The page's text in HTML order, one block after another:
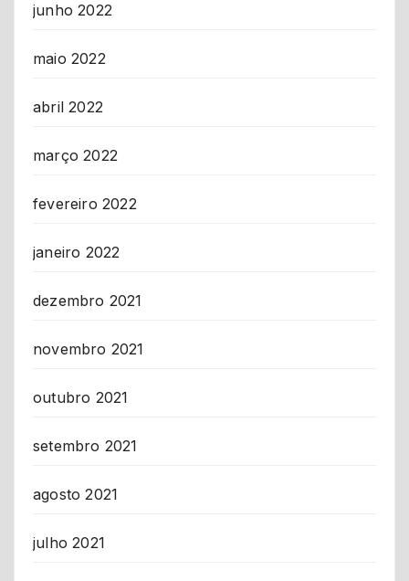
junho 2022
maio 2022
abril 2022
março 2022
fevereiro 2022
janeiro 2022
dezembro 2021
novembro 2021
outubro 2021
setembro 2021
agosto 2021
julho 2021